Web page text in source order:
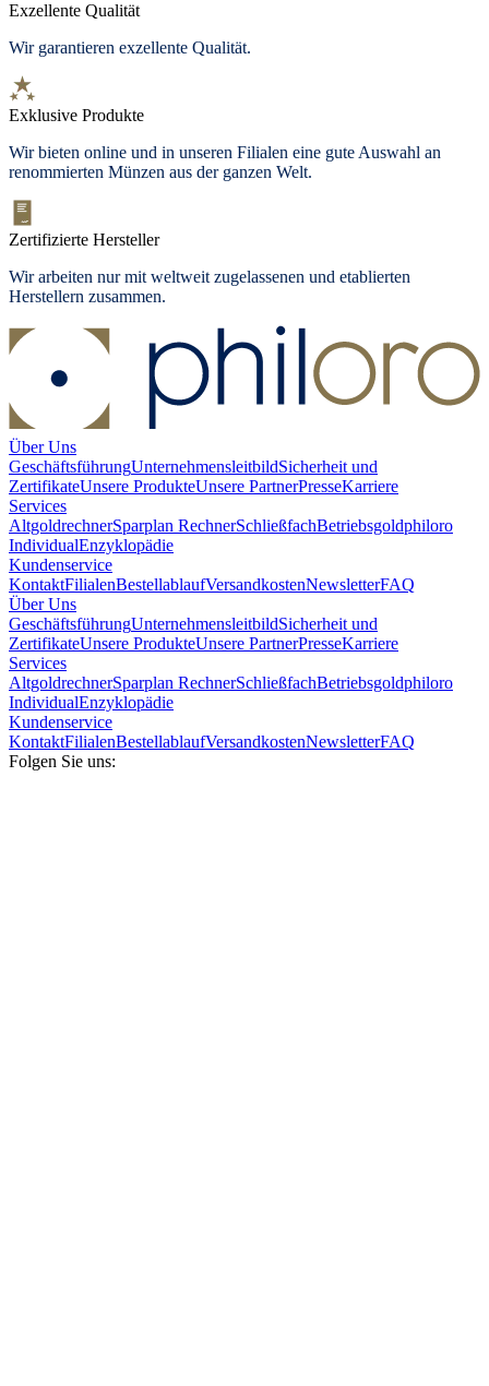
Exzellente Qualität
Wir garantieren exzellente Qualität.
Exklusive Produkte
Wir bieten online und in unseren Filialen eine gute Auswahl an
renommierten Münzen aus der ganzen Welt.
Zertifizierte Hersteller
Wir arbeiten nur mit weltweit zugelassenen und etablierten
Herstellern zusammen.
Über Uns
GeschäftsführungUnternehmensleitbildSicherheit und
ZertifikateUnsere ProdukteUnsere PartnerPresseKarriere
Services
AltgoldrechnerSparplan RechnerSchließfachBetriebsgoldphiloro
IndividualEnzyklopädie
Kundenservice
KontaktFilialenBestellablaufVersandkostenNewsletterFAQ
Über Uns
GeschäftsführungUnternehmensleitbildSicherheit und
ZertifikateUnsere ProdukteUnsere PartnerPresseKarriere
Services
AltgoldrechnerSparplan RechnerSchließfachBetriebsgoldphiloro
IndividualEnzyklopädie
Kundenservice
KontaktFilialenBestellablaufVersandkostenNewsletterFAQ
Folgen Sie uns: